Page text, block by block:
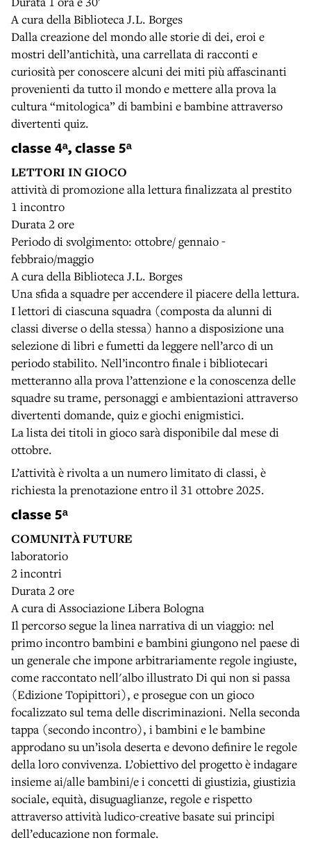
A cura della Biblioteca J.L. Borges
Dalla creazione del mondo alle storie di dei, eroi e
mostri dell’antichità, una carrellata di racconti e
curiosità per conoscere alcuni dei miti più affascinanti
provenienti da tutto il mondo e mettere alla prova la
cultura “mitologica” di bambini e bambine attraverso
divertenti quiz.
classe 4ᵃ, classe 5ᵃ
LETTORI IN GIOCO
attività di promozione alla lettura finalizzata al prestito
1 incontro
Durata 2 ore
Periodo di svolgimento: ottobre/ gennaio -
febbraio/maggio
A cura della Biblioteca J.L. Borges
Una sfida a squadre per accendere il piacere della lettura.
I lettori di ciascuna squadra (composta da alunni di
classi diverse o della stessa) hanno a disposizione una
selezione di libri e fumetti da leggere nell’arco di un
periodo stabilito. Nell’incontro finale i bibliotecari
metteranno alla prova l’attenzione e la conoscenza delle
squadre su trame, personaggi e ambientazioni attraverso
divertenti domande, quiz e giochi enigmistici.
La lista dei titoli in gioco sarà disponibile dal mese di
ottobre.
L’attività è rivolta a un numero limitato di classi, è
richiesta la prenotazione entro il 31 ottobre 2025.
classe 5ᵃ
COMUNITÀ FUTURE
laboratorio
2 incontri
Durata 2 ore
A cura di Associazione Libera Bologna
Il percorso segue la linea narrativa di un viaggio: nel
primo incontro bambini e bambini giungono nel paese di
un generale che impone arbitrariamente regole ingiuste,
come raccontato nell'albo illustrato Di qui non si passa
(Edizione Topipittori), e prosegue con un gioco
focalizzato sul tema delle discriminazioni. Nella seconda
tappa (secondo incontro), i bambini e le bambine
approdano su un’isola deserta e devono definire le regole
della loro convivenza. L’obiettivo del progetto è indagare
insieme ai/alle bambini/e i concetti di giustizia, giustizia
sociale, equità, disuguaglianze, regole e rispetto
attraverso attività ludico-creative basate sui principi
dell’educazione non formale.